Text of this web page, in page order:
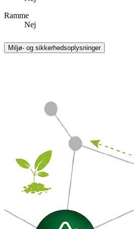
Ramme
Nej
Miljø- og sikkerhedsoplysninger